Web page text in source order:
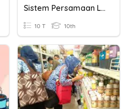
Sistem Persamaan Linear
10 T 10th